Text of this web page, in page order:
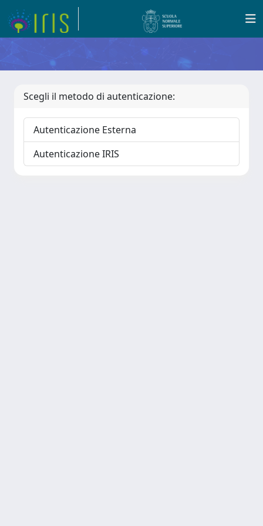
Scegli il metodo di autenticazione:
Autenticazione Esterna
Autenticazione IRIS